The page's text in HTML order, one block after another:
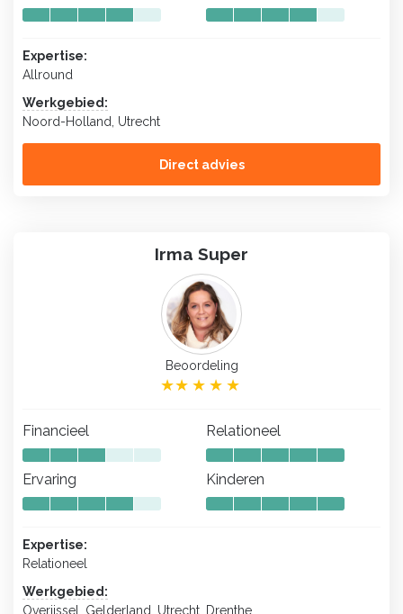
Expertise:
Allround
Werkgebied:
Noord-Holland, Utrecht
Direct advies
Irma Super
Beoordeling
Financieel Relationeel
Ervaring Kinderen
Expertise:
Relationeel
Werkgebied:
Overijssel, Gelderland, Utrecht, Drenthe